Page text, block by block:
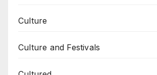
Culture
Culture and Festivals